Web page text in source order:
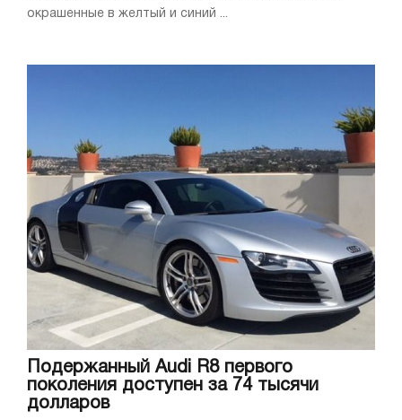
окрашенные в желтый и синий ...
Подержанный Audi R8 первого
поколения доступен за 74 тысячи
долларов